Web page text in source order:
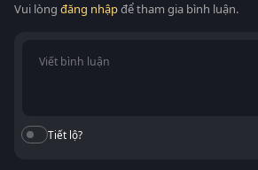
Vui lòng đăng nhậpđể tham gia bình luận.
Tiết lộ?